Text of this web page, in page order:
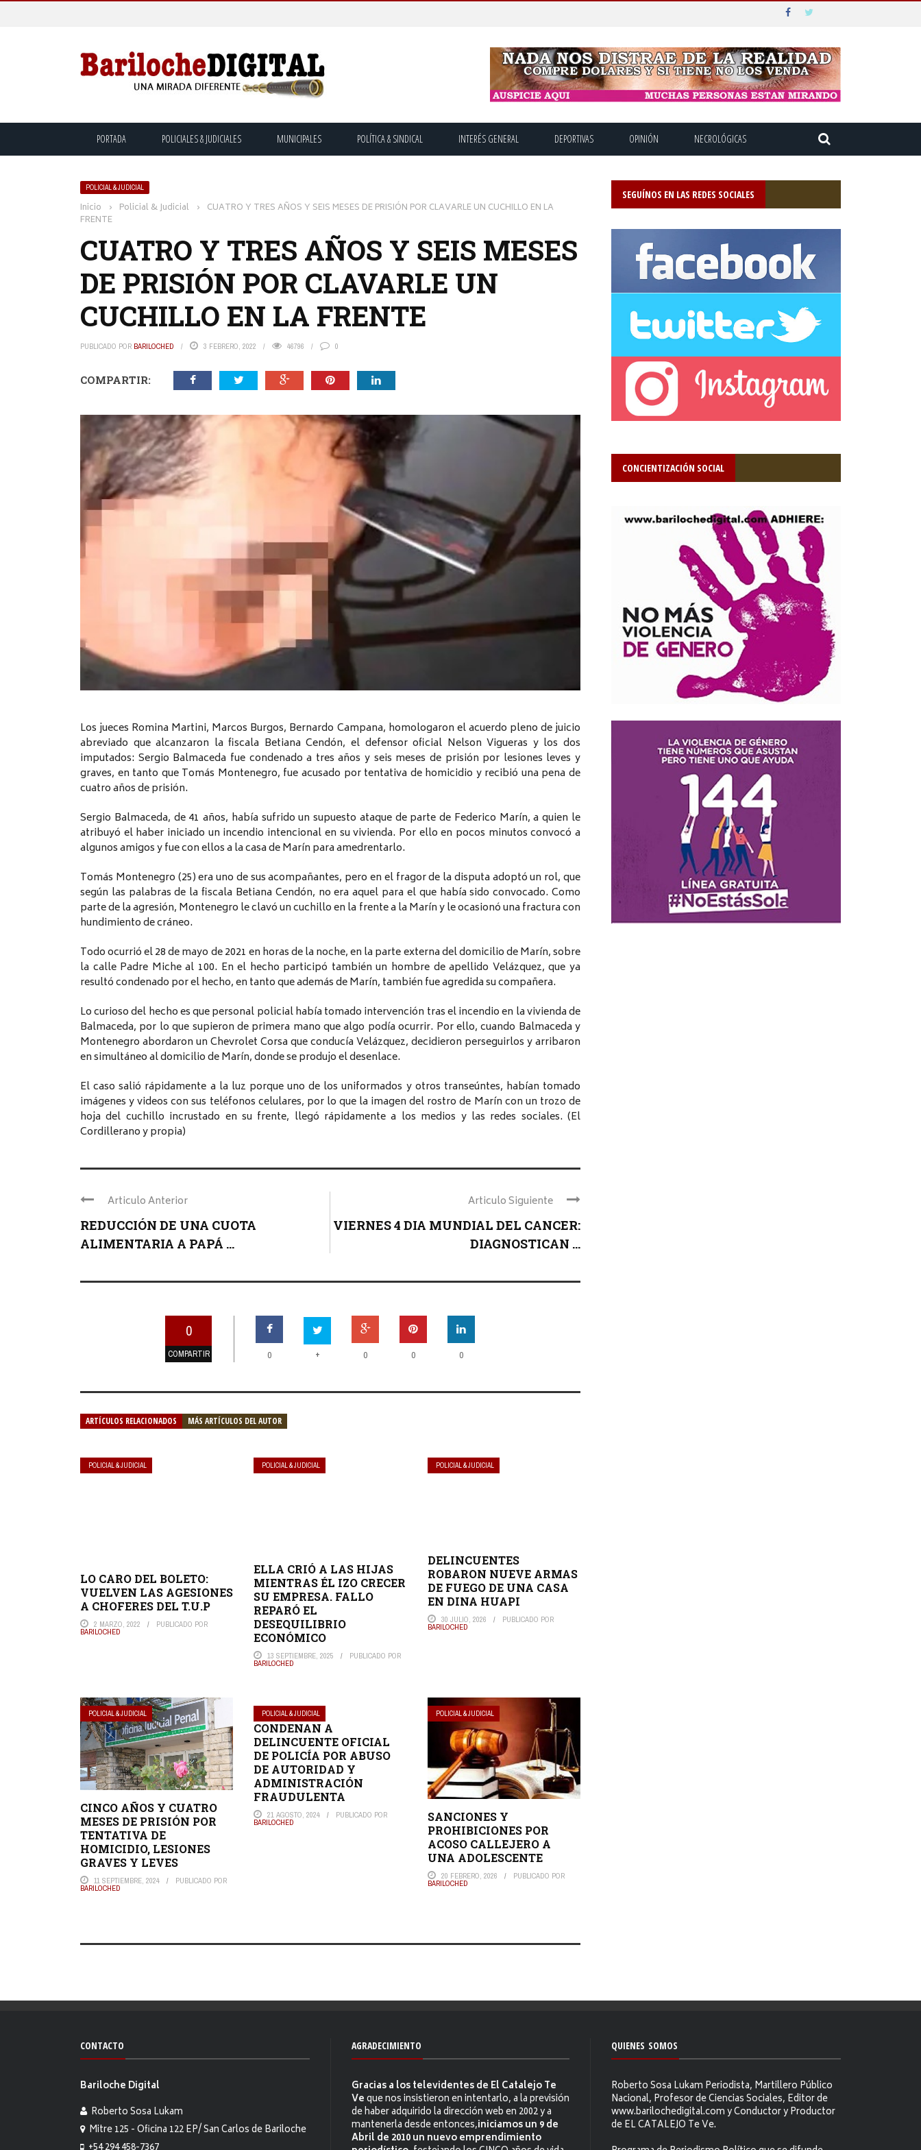
PORTADA POLICIALES & JUDICIALES MUNICIPALES POLÍTICA & SINDICAL INTERÉS GENERAL DEPORTIVAS OPINIÓN NECROLÓGICAS
POLICIAL & JUDICIAL
Inicio › Policial & Judicial › CUATRO Y TRES AÑOS Y SEIS MESES DE PRISIÓN POR CLAVARLE UN CUCHILLO EN LA
FRENTE
CUATRO Y TRES AÑOS Y SEIS MESES
DE PRISIÓN POR CLAVARLE UN
CUCHILLO EN LA FRENTE
PUBLICADO POR BARILOCHED 3 FEBRERO, 2022 46796 0
COMPARTIR:
Los jueces Romina Martini, Marcos Burgos, Bernardo Campana, homologaron el acuerdo pleno de juicio
abreviado que alcanzaron la fiscala Betiana Cendón, el defensor oficial Nelson Vigueras y los dos
imputados: Sergio Balmaceda fue condenado a tres años y seis meses de prisión por lesiones leves y
graves, en tanto que Tomás Montenegro, fue acusado por tentativa de homicidio y recibió una pena de
cuatro años de prisión.
Sergio Balmaceda, de 41 años, había sufrido un supuesto ataque de parte de Federico Marín, a quien le
atribuyó el haber iniciado un incendio intencional en su vivienda. Por ello en pocos minutos convocó a
algunos amigos y fue con ellos a la casa de Marín para amedrentarlo.
Tomás Montenegro (25) era uno de sus acompañantes, pero en el fragor de la disputa adoptó un rol, que
según las palabras de la fiscala Betiana Cendón, no era aquel para el que había sido convocado. Como
parte de la agresión, Montenegro le clavó un cuchillo en la frente a la Marín y le ocasionó una fractura con
hundimiento de cráneo.
Todo ocurrió el 28 de mayo de 2021 en horas de la noche, en la parte externa del domicilio de Marín, sobre
la calle Padre Miche al 100. En el hecho participó también un hombre de apellido Velázquez, que ya
resultó condenado por el hecho, en tanto que además de Marín, también fue agredida su compañera.
Lo curioso del hecho es que personal policial había tomado intervención tras el incendio en la vivienda de
Balmaceda, por lo que supieron de primera mano que algo podía ocurrir. Por ello, cuando Balmaceda y
Montenegro abordaron un Chevrolet Corsa que conducía Velázquez, decidieron perseguirlos y arribaron
en simultáneo al domicilio de Marín, donde se produjo el desenlace.
El caso salió rápidamente a la luz porque uno de los uniformados y otros transeúntes, habían tomado
imágenes y videos con sus teléfonos celulares, por lo que la imagen del rostro de Marín con un trozo de
hoja del cuchillo incrustado en su frente, llegó rápidamente a los medios y las redes sociales. (El
Cordillerano y propia)
Articulo Anterior
REDUCCIÓN DE UNA CUOTA
ALIMENTARIA A PAPÁ ...
Articulo Siguiente
VIERNES 4 DIA MUNDIAL DEL CANCER:
DIAGNOSTICAN ...
0
COMPARTIR 0 + 0 0 0
ARTÍCULOS RELACIONADOS MÁS ARTÍCULOS DEL AUTOR
POLICIAL & JUDICIAL
LO CARO DEL BOLETO:
VUELVEN LAS AGESIONES
A CHOFERES DEL T.U.P
2 MARZO, 2022 PUBLICADO POR
BARILOCHED
POLICIAL & JUDICIAL
ELLA CRIÓ A LAS HIJAS
MIENTRAS ÉL IZO CRECER
SU EMPRESA. FALLO
REPARÓ EL
DESEQUILIBRIO
ECONÓMICO
13 SEPTIEMBRE, 2025 PUBLICADO POR
BARILOCHED
POLICIAL & JUDICIAL
DELINCUENTES
ROBARON NUEVE ARMAS
DE FUEGO DE UNA CASA
EN DINA HUAPI
30 JULIO, 2026 PUBLICADO POR
BARILOCHED
POLICIAL & JUDICIAL
CINCO AÑOS Y CUATRO
MESES DE PRISIÓN POR
TENTATIVA DE
HOMICIDIO, LESIONES
GRAVES Y LEVES
11 SEPTIEMBRE, 2024 PUBLICADO POR
BARILOCHED
POLICIAL & JUDICIAL
CONDENAN A
DELINCUENTE OFICIAL
DE POLICÍA POR ABUSO
DE AUTORIDAD Y
ADMINISTRACIÓN
FRAUDULENTA
21 AGOSTO, 2024 PUBLICADO POR
BARILOCHED
POLICIAL & JUDICIAL
SANCIONES Y
PROHIBICIONES POR
ACOSO CALLEJERO A
UNA ADOLESCENTE
20 FEBRERO, 2026 PUBLICADO POR
BARILOCHED
SEGUÍNOS EN LAS REDES SOCIALES
CONCIENTIZACIÓN SOCIAL
CONTACTO
Bariloche Digital
Roberto Sosa Lukam
Mitre 125 - Oficina 122 EP/ San Carlos de Bariloche
AGRADECIMIENTO
Gracias a los televidentes de El Catalejo Te
Veque nos insistieron en intentarlo, a la previsión
de haber adquirido la dirección web en 2002 y a
mantenerla desde entonces,iniciamos un 9 de
Abril de 2010 un nuevo emprendimiento
QUIENES SOMOS
Roberto Sosa Lukam Periodista, Martillero Público
Nacional, Profesor de Ciencias Sociales, Editor de
www.barilochedigital.com y Conductor y Productor
de EL CATALEJO Te Ve.